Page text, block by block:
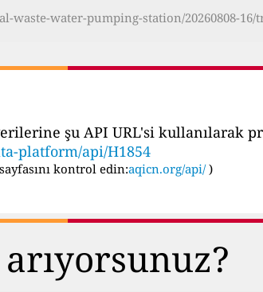
water-pumping-station/20260808-16/
şu API URL'si kullanılarak
platform/api/H1854
kontrol edin:aqicn.org/api/ )